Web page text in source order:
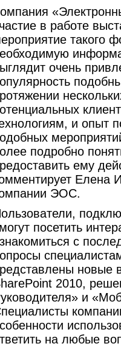
в работе
такого
очень
и опыт
подробно
ему
Елена
ЭОС.
посетить
с
новые
2010,
и
на любые